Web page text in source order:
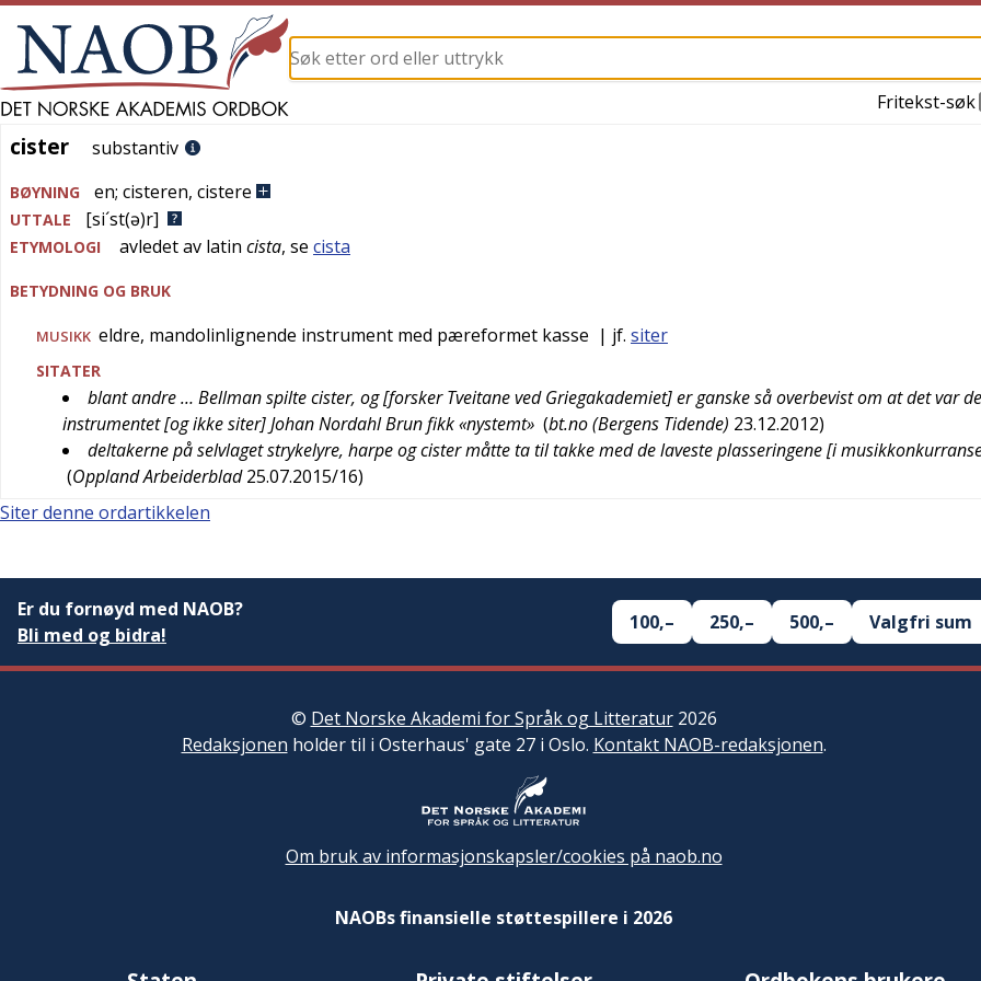
Fritekst-søk
cister
cister substantiv
BØYNING en; cisteren, cistere
UTTALE [si´st(ə)r]
ETYMOLOGI avledet av latin cista, se cista
BETYDNING OG BRUK
MUSIKK eldre, mandolinlignende instrument med pæreformet kasse | jf. siter
SITATER
blant andre … Bellman spilte cister, og [forsker Tveitane ved Griegakademiet] er ganske så overbevist om at det var
instrumentet [og ikke siter] Johan Nordahl Brun fikk «nystemt» (bt.no (Bergens Tidende) 23.12.2012)
deltakerne på selvlaget strykelyre, harpe og cister måtte ta til takke med de laveste plasseringene [i
(Oppland Arbeiderblad 25.07.2015/16)
Siter denne ordartikkelen
Er du fornøyd med NAOB?
Bli med og bidra!
100,– 250,– 500,– Valgfri sum
© Det Norske Akademi for Språk og Litteratur2026
Redaksjonen holder til i Osterhaus' gate 27 i Oslo. Kontakt NAOB-redaksjonen.
Om bruk av informasjonskapsler/cookies på naob.no
NAOBs finansielle støttespillere i 2026